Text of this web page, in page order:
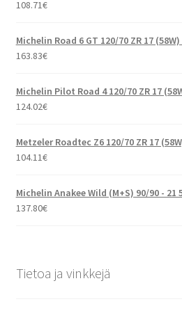
108.71€
Michelin Road 6 GT 120/70 ZR 17
163.83€
Michelin Pilot Road 4 120/70 ZR 17
124.02€
Metzeler Roadtec Z6 120/70 ZR 17
104.11€
Michelin Anakee Wild (M+S) 90/90 - 21
137.80€
Tietoa ja vinkkejä